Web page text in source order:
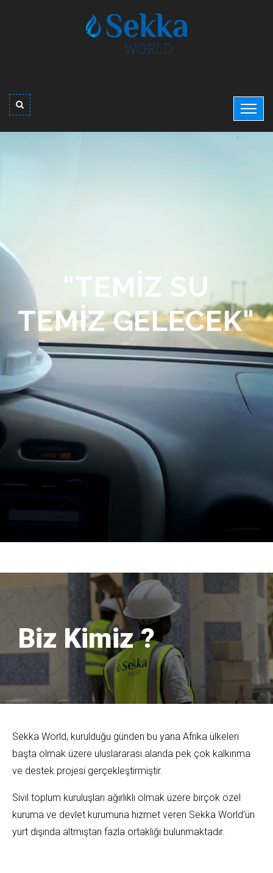
"TEMİZ SU
TEMİZ GELECEK"
Biz Kimiz ?
Sekka World, kurulduğu günden bu yana Afrika ülkeleri
başta olmak üzere uluslararası alanda pek çok kalkınma
ve destek projesi gerçekleştirmiştir.
Sivil toplum kuruluşları ağırlıklı olmak üzere birçok özel
kuruma ve devlet kurumuna hizmet veren Sekka World’ün
yurt dışında altmıştan fazla ortaklığı bulunmaktadır.